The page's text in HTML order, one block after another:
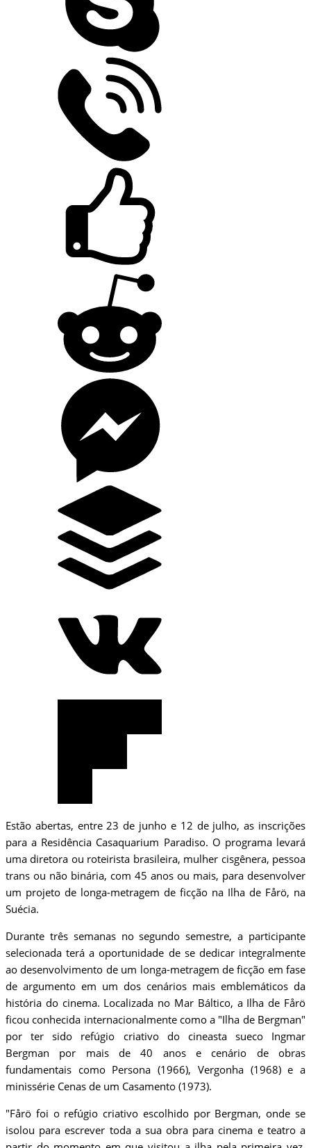
Estão abertas, entre 23 de junho e 12 de julho, as inscrições
para a Residência Casaquarium Paradiso. O programa levará
uma diretora ou roteirista brasileira, mulher cisgênera, pessoa
trans ou não binária, com 45 anos ou mais, para desenvolver
um projeto de longa-metragem de ficção na Ilha de Fårö, na
Suécia.
Durante três semanas no segundo semestre, a participante
selecionada terá a oportunidade de se dedicar integralmente
ao desenvolvimento de um longa-metragem de ficção em fase
de argumento em um dos cenários mais emblemáticos da
história do cinema. Localizada no Mar Báltico, a Ilha de Fårö
ficou conhecida internacionalmente como a "Ilha de Bergman"
por ter sido refúgio criativo do cineasta sueco Ingmar
Bergman por mais de 40 anos e cenário de obras
fundamentais como Persona (1966), Vergonha (1968) e a
minissérie Cenas de um Casamento (1973).
"Fårö foi o refúgio criativo escolhido por Bergman, onde se
isolou para escrever toda a sua obra para cinema e teatro a